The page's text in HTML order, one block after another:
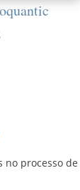
processo